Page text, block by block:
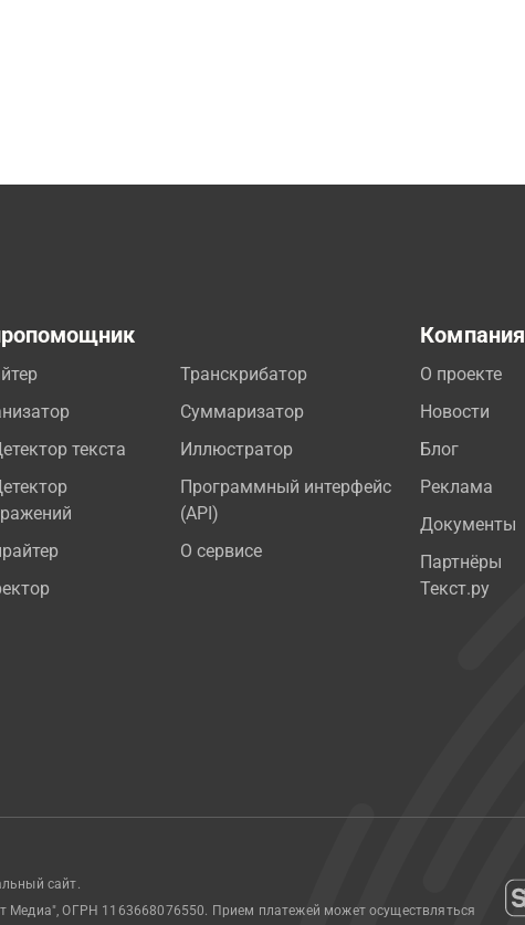
текста
Транскрибатор
Суммаризатор
Иллюстратор
Программный интерфейс
(API)
О сервисе
Компания
О проекте
Новости
Блог
Реклама
Документы
Партнёры
Текст.ру
сайт.
Медиа", ОГРН 1163668076550. Прием платежей может осуществляться